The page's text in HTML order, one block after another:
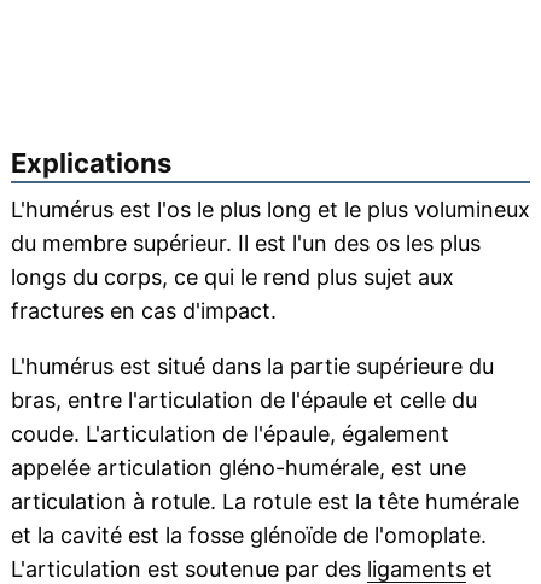
Explications
L'humérus est l'os le plus long et le plus volumineux
du membre supérieur. Il est l'un des os les plus
longs du corps, ce qui le rend plus sujet aux
fractures en cas d'impact.
L'humérus est situé dans la partie supérieure du
bras, entre l'articulation de l'épaule et celle du
coude. L'articulation de l'épaule, également
appelée articulation gléno-humérale, est une
articulation à rotule. La rotule est la tête humérale
et la cavité est la fosse glénoïde de l'omoplate.
L'articulation est soutenue par des ligamentset